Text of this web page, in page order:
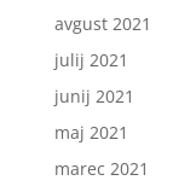
avgust 2021
julij 2021
junij 2021
maj 2021
marec 2021